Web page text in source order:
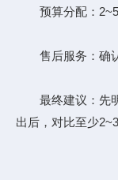
预算分配：2~5
售后服务：确认
最终建议：先明
出后，对比至少